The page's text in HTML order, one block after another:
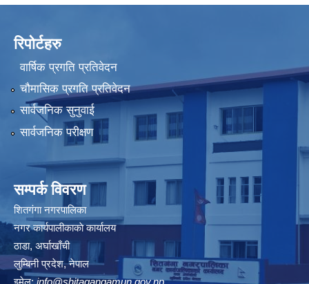
रिपोर्टहरु
वार्षिक प्रगति प्रतिवेदन
चौमासिक प्रगति प्रतिवेदन
सार्वजनिक सुनुवाई
सार्वजनिक परीक्षण
सम्पर्क विवरण
शितगंगा नगरपालिका
नगर कार्यपालीकाकाे कार्यालय
ठाडा, अर्घाखाँची
लुम्बिनी प्रदेश, नेपाल
इमेल: info@shitagangamun.gov.np